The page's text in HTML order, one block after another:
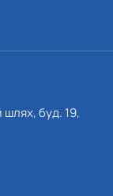
шлях, буд. 19,